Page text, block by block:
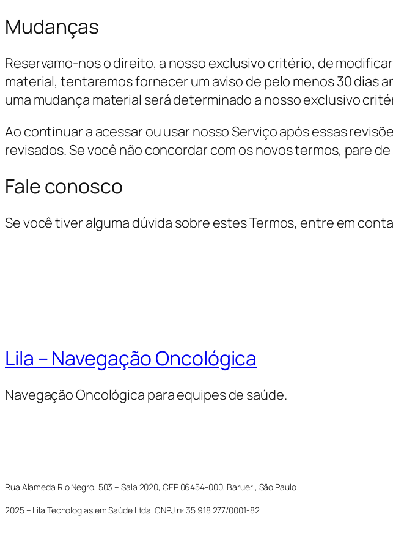
Mudanças
Reservamo-nos o direito, a nosso exclusivo critério, de
material, tentaremos fornecer um aviso de pelo menos 30 dias
uma mudança material será determinado a nosso exclusivo
Ao continuar a acessar ou usar nosso Serviço após essas
revisados. Se você não concordar com os novos termos, pare
Fale conosco
Se você tiver alguma dúvida sobre estes Termos, entre em
Lila – Navegação Oncológica
Navegação Oncológica para equipes de saúde.
Rua Alameda Rio Negro, 503 – Sala 2020, CEP 06454-000, Barueri, São Paulo.
2025 – Lila Tecnologias em Saúde Ltda. CNPJ nº 35.918.277/0001-82.